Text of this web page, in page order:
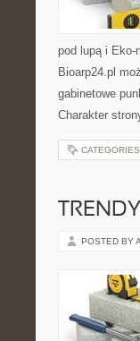
pod lupą i Eko-
Bioarp24.pl
gabinetowe
Charakter
POSTED BY